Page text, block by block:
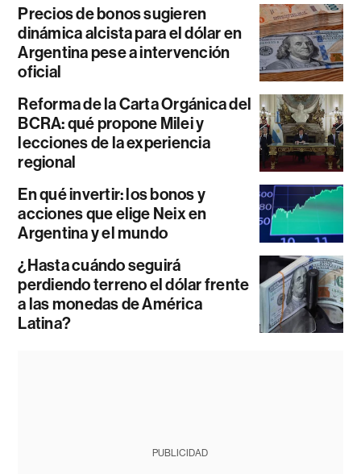
Precios de bonos sugieren
dinámica alcista para el dólar en
Argentina pese a intervención
oficial
Reforma de la Carta Orgánica del
BCRA: qué propone Milei y
lecciones de la experiencia
regional
En qué invertir: los bonos y
acciones que elige Neix en
Argentina y el mundo
¿Hasta cuándo seguirá
perdiendo terreno el dólar frente
a las monedas de América
Latina?
PUBLICIDAD